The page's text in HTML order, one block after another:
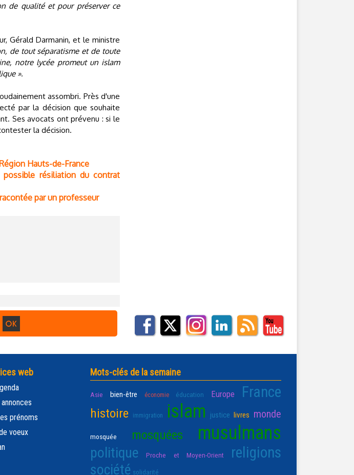
de qualité et pour préserver ce
Gérald Darmanin, et le ministre
de tout séparatisme et de toute
notre lycée promeut un islam
».
assombri. Près d'une
par la décision que souhaite
Ses avocats ont prévenu : si le
la décision.
Hauts-de-France
possible résiliation du contrat
par un professeur
web
prénoms
voeux
Mots-clés de la semaine
Asie bien-être économie éducation Europe France
histoire immigration islam justice livres monde
mosquée mosquées musulmans
politique Proche et Moyen-Orient religions
société solidarité